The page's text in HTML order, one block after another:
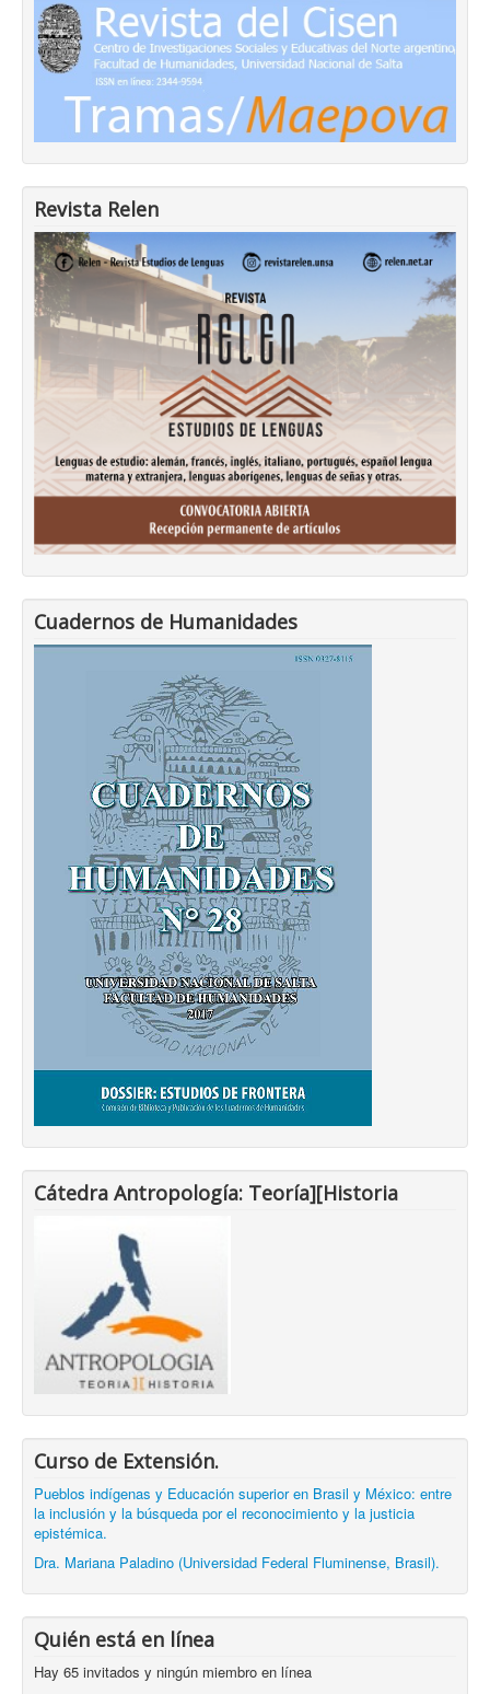
Revista Relen
Cuadernos de Humanidades
Cátedra Antropología: Teoría][Historia
Curso de Extensión.
Pueblos indígenas y Educación superior en Brasil y México: entre
la inclusión y la búsqueda por el reconocimiento y la justicia
epistémica.
Dra. Mariana Paladino (Universidad Federal Fluminense, Brasil).
Quién está en línea
Hay 65 invitados y ningún miembro en línea